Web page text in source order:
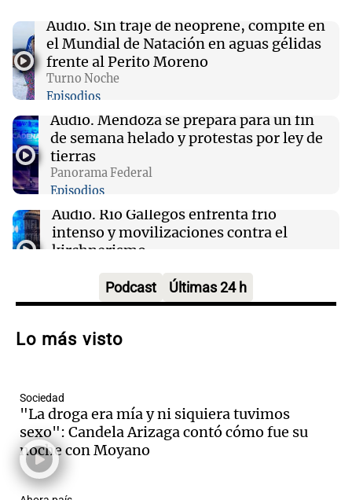
viernes 7 de agosto
00:32 Mundo
Simone Biles da inicio a la cuenta regresiva
para los Juegos Panamericanos de Lima 2027
00:27 Clima
Clima en Tucumán: cómo estará el tiempo
este viernes 7 de agosto
Audio. Sin traje de neoprene, compite en
el Mundial de Natación en aguas gélidas
frente al Perito Moreno
Turno Noche
Episodios
Audio. Mendoza se prepara para un fin
de semana helado y protestas por ley de
tierras
Panorama Federal
Episodios
Audio. Río Gallegos enfrenta frío
intenso y movilizaciones contra el
kirchnerismo
Audio.Debate en el Senado sobre
la soberanía digital en Argentina
Audio.
Mendoza se prepara para un fin
de semana helado y ciudadanos
marchan contra reforma de tierras
Panorama Federal
Episodios
Podcast Últimas 24 h
Lo más visto
Sociedad
"La droga era mía y ni siquiera tuvimos
sexo": Candela Arizaga contó cómo fue su
noche con Moyano